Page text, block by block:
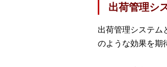
出荷管理シ
出荷管理システム
のような効果を期